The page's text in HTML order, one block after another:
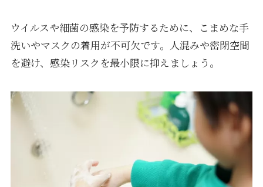
ウイルスや細菌の感染を予防するために、こまめな手
洗いやマスクの着用が不可欠です。人混みや密閉空間
を避け、感染リスクを最小限に抑えましょう。